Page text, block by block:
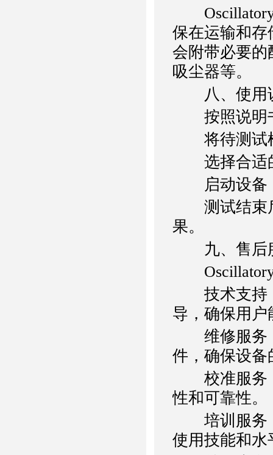
Oscillatory
保在运输和存
会附带必要的
吸尘器等。
八、使用
按照说明书
将待测试样
选择合适的
启动设备
测试结束后
果。
九、售后
Oscillatory
技术支持：
导，确保用
维修服务：
件，确保设备
校准服务：
性和可靠性。
培训服务：
使用技能和水